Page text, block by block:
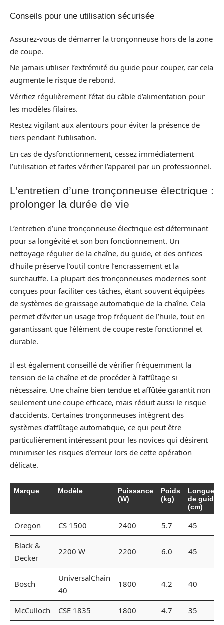
Conseils pour une utilisation sécurisée
Assurez-vous de démarrer la tronçonneuse hors de la zone
de coupe.
Ne jamais utiliser l’extrémité du guide pour couper, car cela
augmente le risque de rebond.
Vérifiez régulièrement l’état du câble d’alimentation pour
les modèles filaires.
Restez vigilant aux alentours pour éviter la présence de
tiers pendant l’utilisation.
En cas de dysfonctionnement, cessez immédiatement
l’utilisation et faites vérifier l’appareil par un professionnel.
L’entretien d’une tronçonneuse électrique :
prolonger la durée de vie
L’entretien d’une tronçonneuse électrique est déterminant
pour sa longévité et son bon fonctionnement. Un
nettoyage régulier de la chaîne, du guide, et des orifices
d’huile préserve l’outil contre l’encrassement et la
surchauffe. La plupart des tronçonneuses modernes sont
conçues pour faciliter ces tâches, étant souvent équipées
de systèmes de graissage automatique de la chaîne. Cela
permet d’éviter un usage trop fréquent de l’huile, tout en
garantissant que l’élément de coupe reste fonctionnel et
durable.
Il est également conseillé de vérifier fréquemment la
tension de la chaîne et de procéder à l’affûtage si
nécessaire. Une chaîne bien tendue et affûtée garantit non
seulement une coupe efficace, mais réduit aussi le risque
d’accidents. Certaines tronçonneuses intègrent des
systèmes d’affûtage automatique, ce qui peut être
particulièrement intéressant pour les novices qui désirent
minimiser les risques d’erreur lors de cette opération
délicate.
Marque Modèle
Puissance
(W)
Poids
(kg)
Longueur
de guide
(cm)
Oregon CS 1500 2400 5.7
45
Black &
Decker
2200 W 2200 6.0 45
Bosch
UniversalChain
40
1800 4.2 40
McCulloch CSE 1835 1800 4.7 35